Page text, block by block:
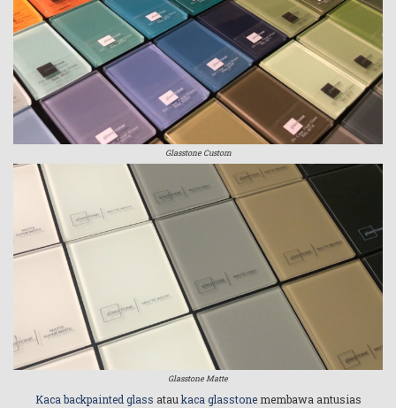
Glasstone Custom
Glasstone Matte
Kaca backpainted glass atau kaca glasstonemembawa antusias